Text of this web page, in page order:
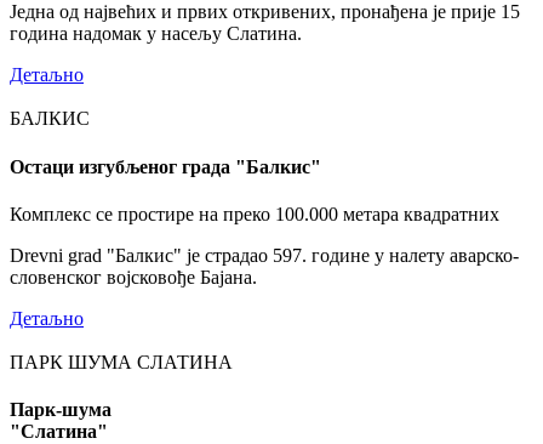
Једна од највећих и првих откривених, пронађена је прије 15
година надомак у насељу Слатина.
Детаљно
БАЛКИС
Остаци изгубљеног града "Балкис"
Комплекс се простире на преко 100.000 метара квадратних
Drevni grad "Балкис" је страдао 597. године у налету аварско-
словенског војсковође Бајана.
Детаљно
ПАРК ШУМА СЛАТИНА
Парк-шума
"Слатина"